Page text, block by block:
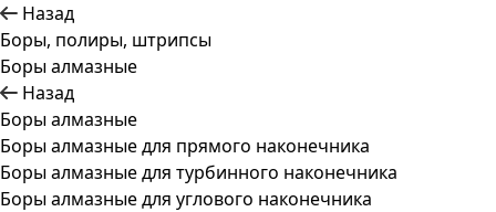
Назад
Боры, полиры, штрипсы
Боры алмазные
Назад
Боры алмазные
Боры алмазные для прямого наконечника
Боры алмазные для турбинного наконечника
Боры алмазные для углового наконечника